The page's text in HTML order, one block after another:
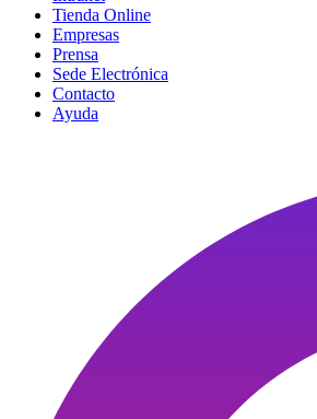
Tienda Online
Empresas
Prensa
Sede Electrónica
Contacto
Ayuda